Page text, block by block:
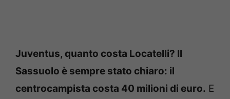
Juventus, quanto costa Locatelli? Il
Sassuolo è sempre stato chiaro: il
centrocampista costa 40 milioni di euro. E